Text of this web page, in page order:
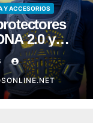
Y ACCESORIOS
2.0 y